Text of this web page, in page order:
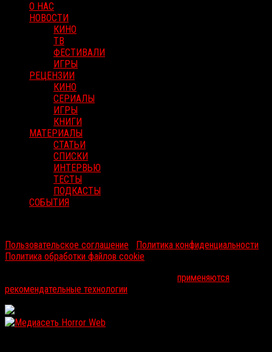
О НАС
НОВОСТИ
КИНО
ТВ
ФЕСТИВАЛИ
ИГРЫ
РЕЦЕНЗИИ
КИНО
СЕРИАЛЫ
ИГРЫ
КНИГИ
МАТЕРИАЛЫ
СТАТЬИ
СПИСКИ
ИНТЕРВЬЮ
ТЕСТЫ
ПОДКАСТЫ
СОБЫТИЯ
Пользовательское соглашение
Политика конфиденциальности
Политика обработки файлов cookie
применяются
рекомендательные технологии